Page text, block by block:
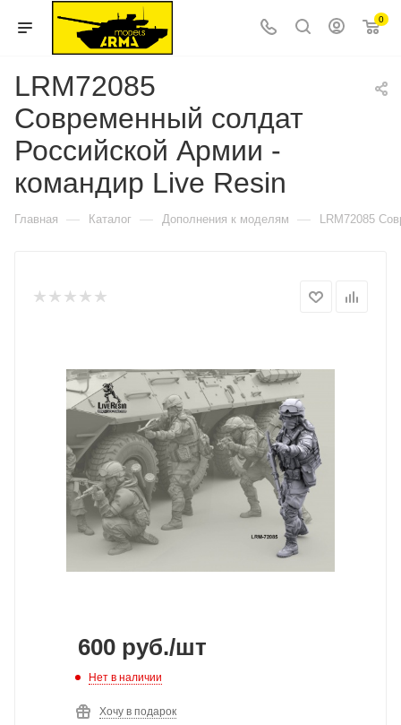
0
LRM72085
Современный солдат
Российской Армии -
командир Live Resin
Главная — Каталог — Дополнения к моделям — LRM72085
600 руб./шт
Нет в наличии
Хочу в подарок